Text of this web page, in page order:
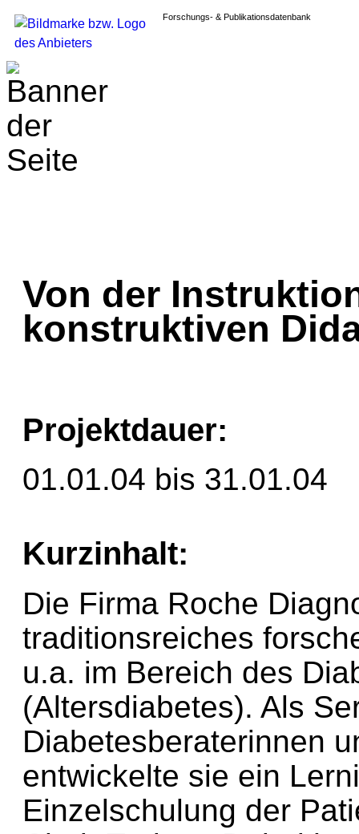
Forschungs- & Publikationsdatenbank
Von der
konstruktiven
Projektdauer:
01.01.04 bis 31.01.04
Kurzinhalt:
Die Firma Roche
traditionsreiches
u.a. im Bereich des
(Altersdiabetes). Als
Diabetesberaterinnen
entwickelte sie ein
Einzelschulung der